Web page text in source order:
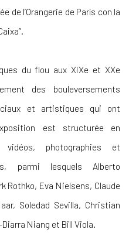
de l’Orangerie de París con la
du flou aux XIXe et XXe
des bouleversements
et artistiques qui ont
est structurée en
photographies et
parmi lesquels Alberto
Rothko, Eva Nielsens, Claude
Soledad Sevilla, Christian
Niang et Bill Viola.